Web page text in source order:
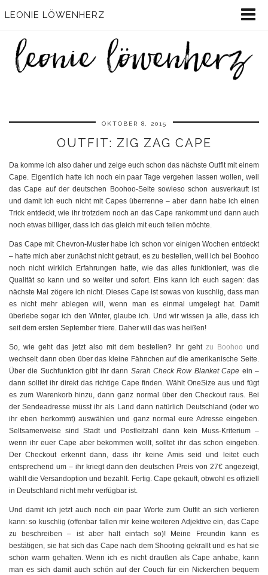
LEONIE LÖWENHERZ
OKTOBER 8, 2015
OUTFIT: ZIG ZAG CAPE
Da komme ich also daher und zeige euch schon das nächste Outfit mit einem
Cape. Eigentlich hatte ich noch ein paar Tage vergehen lassen wollen, weil
das Cape auf der deutschen Boohoo-Seite sowieso schon ausverkauft ist
und damit ich euch nicht mit Capes überrenne – aber dann habe ich einen
Trick entdeckt, wie ihr trotzdem noch an das Cape rankommt und dann auch
noch etwas billiger, dass ich das gleich mit euch teilen möchte.
Das Cape mit Chevron-Muster habe ich schon vor einigen Wochen entdeckt
– hatte mich aber zunächst nicht getraut, es zu bestellen, weil ich bei Boohoo
noch nicht wirklich Erfahrungen hatte, wie das alles funktioniert, was die
Qualität so kann und so weiter und sofort. Eins kann ich euch sagen: das
nächste Mal zögere ich nicht. Dieses Cape ist sowas von kuschlig, dass man
es nicht mehr ablegen will, wenn man es einmal umgelegt hat. Damit
überlebe sogar ich den Winter, glaube ich. Und wir wissen ja alle, dass ich
seit dem ersten September friere. Daher will das was heißen!
So, wie geht das jetzt also mit dem bestellen? Ihr geht zu Boohoo und
wechselt dann oben über das kleine Fähnchen auf die amerikanische Seite.
Über die Suchfunktion gibt ihr dann Sarah Check Row Blanket Cape ein –
dann solltet ihr direkt das richtige Cape finden. Wählt OneSize aus und fügt
es zum Warenkorb hinzu, dann ganz normal über den Checkout raus. Bei
der Sendeadresse müsst ihr als Land dann natürlich Deutschland (oder wo
ihr eben herkommt) auswählen und ganz normal eure Adresse eingeben.
Seltsamerweise sind Stadt und Postleitzahl dann kein Muss-Kriterium –
wenn ihr euer Cape aber bekommen wollt, solltet ihr das schon eingeben.
Der Checkout erkennt dann, dass ihr keine Amis seid und leitet euch
entsprechend um – ihr kriegt dann den deutschen Preis von 27€ angezeigt,
wählt die Versandoption und bezahlt. Fertig. Cape gekauft, obwohl es offiziell
in Deutschland nicht mehr verfügbar ist.
Und damit ich jetzt auch noch ein paar Worte zum Outfit an sich verlieren
kann: so kuschlig (offenbar fallen mir keine weiteren Adjektive ein, das Cape
zu beschreiben – ist aber halt einfach so)! Meine Freundin kann es
bestätigen, sie hat sich das Cape nach dem Shooting gekrallt und es hat sie
schön warm gehalten. Wenn ich es nicht draußen als Cape anhabe, kann
man es sich damit auch schön auf der Couch für ein Nickerchen bequem